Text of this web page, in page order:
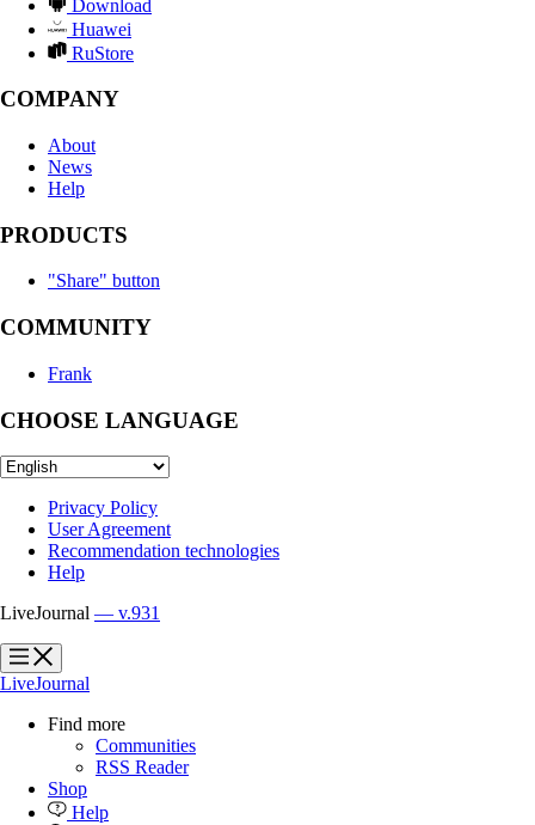
Download
Huawei
RuStore
COMPANY
About
News
Help
PRODUCTS
"Share" button
COMMUNITY
Frank
CHOOSE LANGUAGE
Privacy Policy
User Agreement
Recommendation technologies
Help
LiveJournal — v.931
?
?
LiveJournal
Find more
Communities
RSS Reader
Shop
Help